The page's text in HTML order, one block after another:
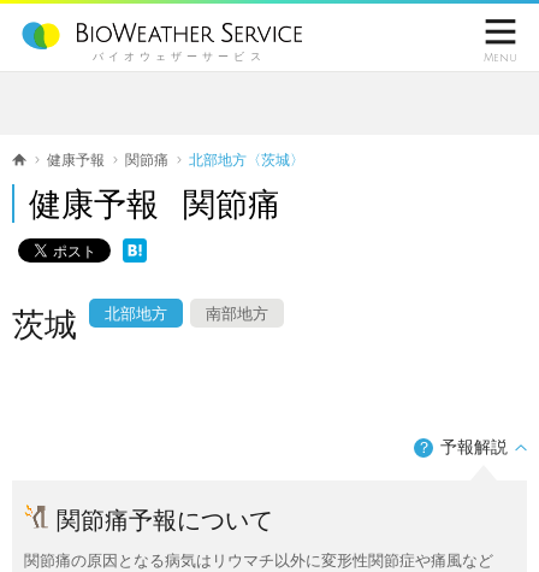
バイオウェザーサービス

Menu
健康予報 関節痛 北部地方〈茨城〉
健康予報 関節痛
茨城 北部地方 南部地方
？ 予報解説
関節痛予報について
関節痛の原因となる病気はリウマチ以外に変形性関節症や痛風など